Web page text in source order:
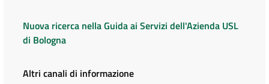
Nuova ricerca nella Guida ai Servizi dell'Azienda USL
di Bologna
Altri canali di informazione